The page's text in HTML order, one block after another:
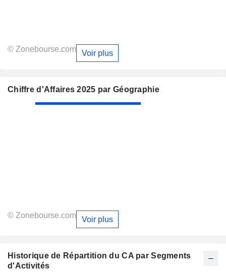
© Zonebourse.com Voir plus
Chiffre d'Affaires 2025 par Géographie
© Zonebourse.com Voir plus
Historique de Répartition du CA par Segments
d'Activités